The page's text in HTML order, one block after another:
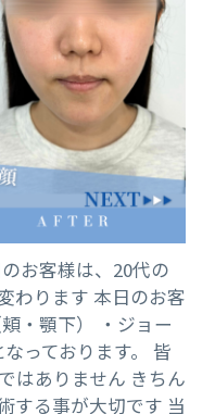
お客様は、20代の
わります 本日のお客
・顎下） ・ジョー
っております。 皆
はありません きちん
する事が大切です 当